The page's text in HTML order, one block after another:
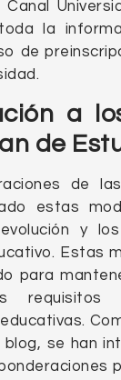
la
de
a
de
de
estas
y
Estas
para
se han